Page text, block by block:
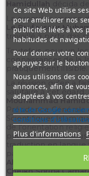
La première version
Le Professeur
travaillé à partir des
Toutefois, pour un
connaissances de la
pratiquement illisible.
La révision qu'en a
salutaire à cet
Mouhammad
Présidence
Scientifiques
de l'orientation
publiée en 1990
traduction en langue
Docteur
Ahmad
Cheikh Soriba
Ce site Web utilise
pour améliorer nos
publicités liées à vos
habitudes de
Pour donner votre
appuyez sur le
Nous utilisons des
annonces, afin de
adaptées à vos
site de Google
conditions d'utilisation
Plus d'informations